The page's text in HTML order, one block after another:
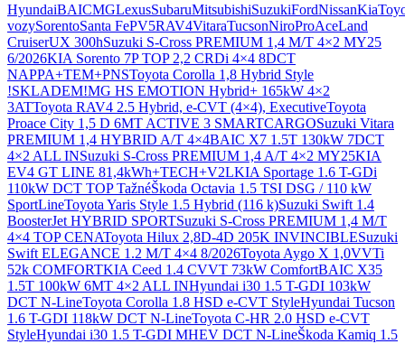
HyundaiBAICMGLexusSubaruMitsubishiSuzukiFordNissanKia
vozySorentoSanta FePV5RAV4VitaraTucsonNiroProAceLand
CruiserUX 300hSuzuki S-Cross PREMIUM 1,4 M/T 4×2 MY25
6/2026KIA Sorento 7P TOP 2,2 CRDi 4×4 8DCT
NAPPA+TEM+PNSToyota Corolla 1,8 Hybrid Style
!SKLADEM!MG HS EMOTION Hybrid+ 165kW 4×2
3ATToyota RAV4 2.5 Hybrid, e-CVT (4×4), ExecutiveToyota
Proace City 1,5 D 6MT ACTIVE 3 SMARTCARGOSuzuki Vitara
PREMIUM 1,4 HYBRID A/T 4×4BAIC X7 1.5T 130kW 7DCT
4×2 ALL INSuzuki S-Cross PREMIUM 1,4 A/T 4×2 MY25KIA
EV4 GT LINE 81,4kWh+TECH+V2LKIA Sportage 1.6 T-GDi
110kW DCT TOP TažnéŠkoda Octavia 1.5 TSI DSG / 110 kW
SportLineToyota Yaris Style 1.5 Hybrid (116 k)Suzuki Swift 1.4
BoosterJet HYBRID SPORTSuzuki S-Cross PREMIUM 1,4 M/T
4×4 TOP CENAToyota Hilux 2,8D-4D 205K INVINCIBLESuzuki
Swift ELEGANCE 1.2 M/T 4×4 8/2026Toyota Aygo X 1,0VVTi
52k COMFORTKIA Ceed 1.4 CVVT 73kW ComfortBAIC X35
1.5T 100kW 6MT 4×2 ALL INHyundai i30 1.5 T-GDI 103kW
DCT N-LineToyota Corolla 1.8 HSD e-CVT StyleHyundai Tucson
1.6 T-GDI 118kW DCT N-LineToyota C-HR 2.0 HSD e-CVT
StyleHyundai i30 1.5 T-GDI MHEV DCT N-LineŠkoda Kamiq 1.5